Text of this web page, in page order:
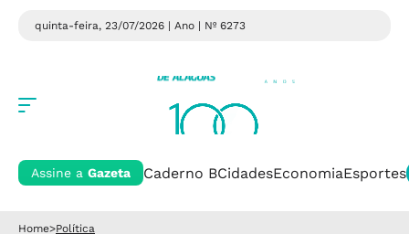
quinta-feira, 23/07/2026 | Ano | Nº 6273
Assine a Gazeta Caderno BCidadesEconomiaEsportes
Home>Política